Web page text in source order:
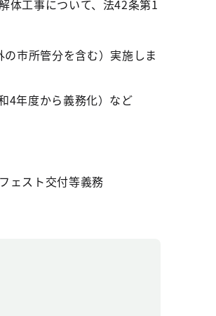
体工事について、法42条第1
市所管分を含む）実施しま
4年度から義務化）など
ェスト交付等義務